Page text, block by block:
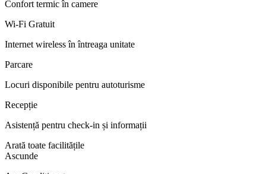
Confort termic în camere
Wi-Fi Gratuit
Internet wireless în întreaga unitate
Parcare
Locuri disponibile pentru autoturisme
Recepție
Asistență pentru check-in și informații
Arată toate facilitățile
Ascunde